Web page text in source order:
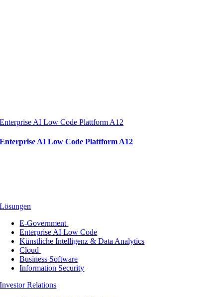
Enterprise AI Low Code Plattform A12
Enterprise AI Low Code Plattform A12
Lösungen
E-Government
Enterprise AI Low Code
Künstliche Intelligenz & Data Analytics
Cloud
Business Software
Information Security
Investor Relations